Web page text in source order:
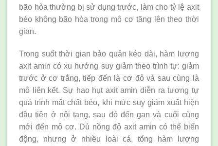
bão hòa thường bị sử dụng trước, làm cho tỷ lệ axit
béo không bão hòa trong mô cơ tăng lên theo thời
gian.
Trong suốt thời gian bảo quản kéo dài, hàm lượng
axit amin có xu hướng suy giảm theo trình tự: giảm
trước ở cơ trắng, tiếp đến là cơ đỏ và sau cùng là
mô liên kết. Sự hao hụt axit amin diễn ra tương tự
quá trình mất chất béo, khi mức suy giảm xuất hiện
đầu tiên ở nội tạng, sau đó đến gan và cuối cùng
mới đến mô cơ. Dù nồng độ axit amin có thể biến
động, nhưng ở nhiều loài cá, tổng hàm lượng